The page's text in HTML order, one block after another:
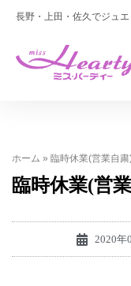
長野・上田・佐久でジュ
ホーム » 臨時休業(営業自
臨時休業(営
2020年